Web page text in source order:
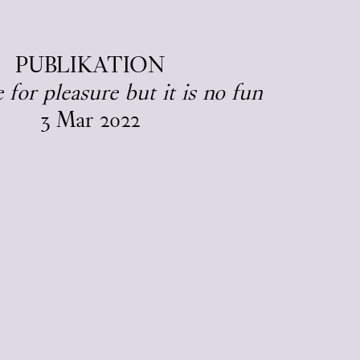
PUBLIKATION
for pleasure but it is no fun
3 Mar 2022